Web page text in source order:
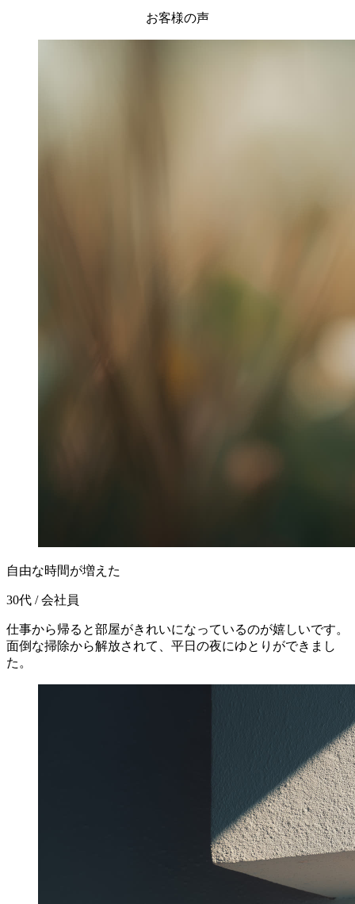
お客様の声
自由な時間が増えた
30代 / 会社員
仕事から帰ると部屋がきれいになっているのが嬉しいです。
面倒な掃除から解放されて、平日の夜にゆとりができまし
た。